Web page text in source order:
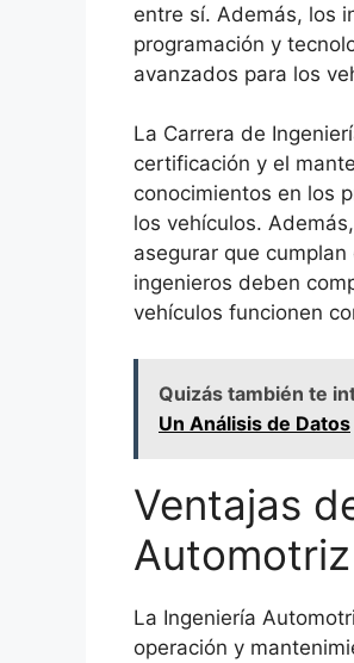
entre sí. Además, los
programación y
avanzados para los
La Carrera de
certificación y el
conocimientos en los
los vehículos.
asegurar que
ingenieros deben
vehículos funcionen
Quizás también te
Un Análisis de Datos
Ventajas
Automotriz
La Ingeniería
operación y